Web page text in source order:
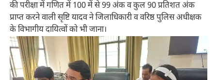
की परीक्षा में गणित में 100 में से 99 अंक व कुल 90 प्रतिशत अंक
प्राप्त करने वाली सृष्टि यादव ने जिलाधिकारी व वरिष्ठ पुलिस अधीक्षक
के विभागीय दायित्वों को भी जाना।